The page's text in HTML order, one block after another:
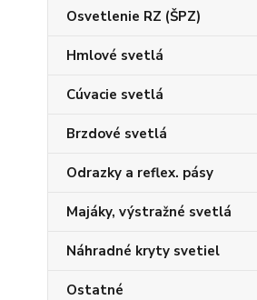
Osvetlenie RZ (ŠPZ)
Hmlové svetlá
Cúvacie svetlá
Brzdové svetlá
Odrazky a reflex. pásy
Majáky, výstražné svetlá
Náhradné kryty svetiel
Ostatné